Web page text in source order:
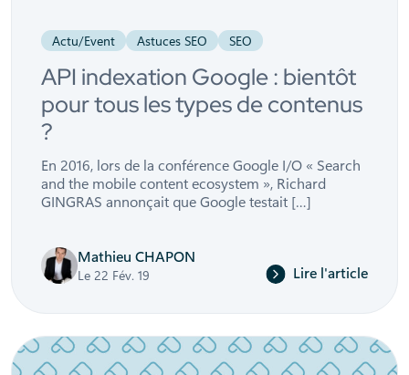
Actu/Event Astuces SEO SEO
API indexation Google : bientôt
pour tous les types de contenus
?
En 2016, lors de la conférence Google I/O « Search
and the mobile content ecosystem », Richard
GINGRAS annonçait que Google testait […]
Mathieu CHAPON
Le 22 Fév. 19 Lire l'article